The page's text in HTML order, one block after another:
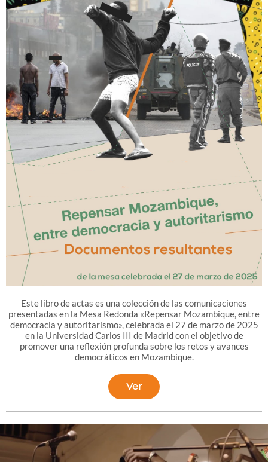
Este libro de actas es una colección de las comunicaciones
presentadas en la Mesa Redonda «Repensar Mozambique, entre
democracia y autoritarismo», celebrada el 27 de marzo de 2025
en la Universidad Carlos III de Madrid con el objetivo de
promover una reflexión profunda sobre los retos y avances
democráticos en Mozambique.
Ver